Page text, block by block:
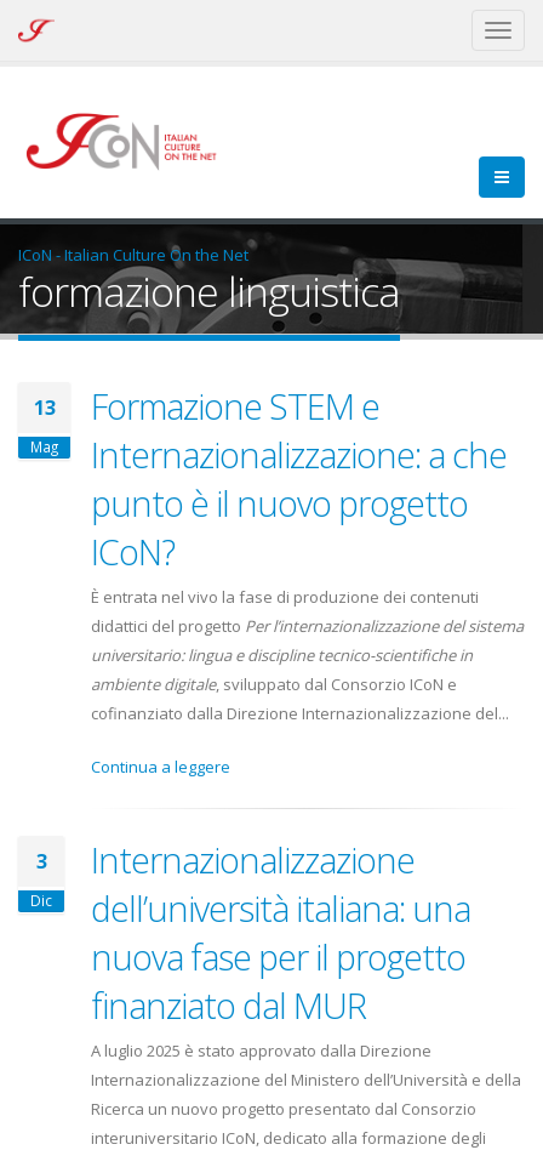
ICoN
On
the
Net
ICoN - Italian Culture On the Net
formazione linguistica
13
Mag
Formazione STEM e
Internazionalizzazione: a che
punto è il nuovo progetto
ICoN?
È entrata nel vivo la fase di produzione dei contenuti
didattici del progetto Per l’internazionalizzazione del sistema
universitario: lingua e discipline tecnico-scientifiche in
ambiente digitale, sviluppato dal Consorzio ICoN e
cofinanziato dalla Direzione Internazionalizzazione del...
Continua a leggere
3
Dic
Internazionalizzazione
dell’università italiana: una
nuova fase per il progetto
finanziato dal MUR
A luglio 2025 è stato approvato dalla Direzione
Internazionalizzazione del Ministero dell’Università e della
Ricerca un nuovo progetto presentato dal Consorzio
interuniversitario ICoN, dedicato alla formazione degli